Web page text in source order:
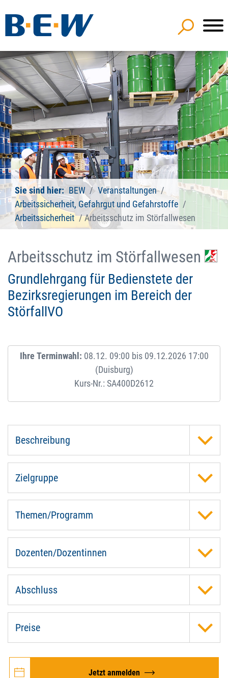
Sie sind hier: BEW
Veranstaltungen
Arbeitssicherheit, Gefahrgut und Gefahrstoffe
Arbeitssicherheit
Arbeitsschutz im Störfallwesen
Arbeitsschutz im Störfallwesen
Grundlehrgang für Bedienstete der
Bezirksregierungen im Bereich der
StörfallVO
Ihre Terminwahl: 08.12. 09:00 bis 09.12.2026 17:00
(Duisburg)
Kurs-Nr.: SA400D2612
Beschreibung
Zielgruppe
Themen/Programm
Dozenten/Dozentinnen
Abschluss
Preise
Jetzt anmelden